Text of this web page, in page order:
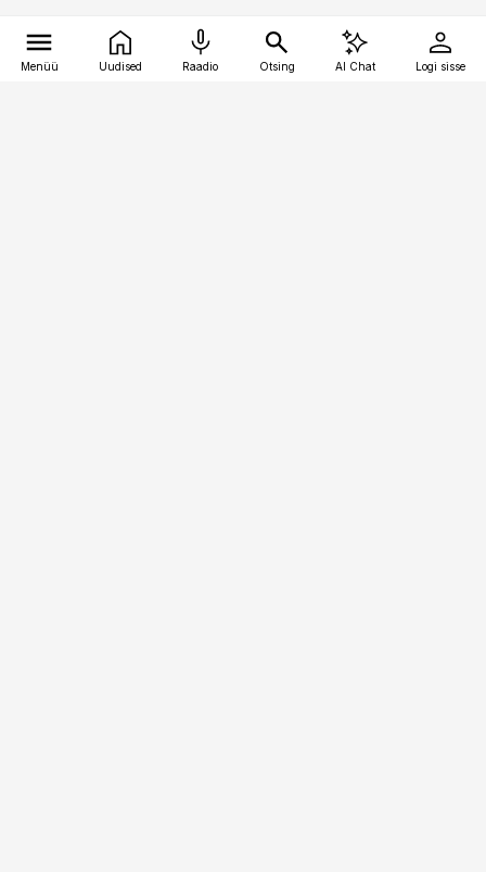
Menüü Uudised Raadio Otsing AI Chat Logi sisse